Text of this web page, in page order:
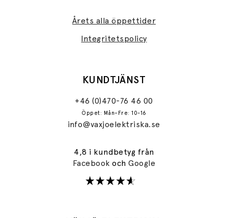
Årets alla öppettider
Integritetspolicy
KUNDTJÄNST
+46 (0)470-76 46 00
Öppet: Mån–Fre: 10-16
info@vaxjoelektriska.se
4,8 i kundbetyg från
FacebookochGoogle